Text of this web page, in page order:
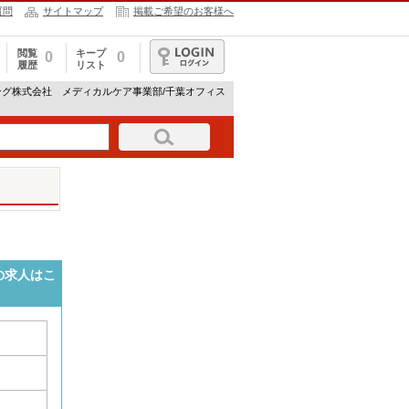
問 サイトマップ 掲載ご希望のお客様へ
閲覧
履歴
0
キープ
リスト
0
ログイン
株式会社 メディカルケア事業部/千葉オフィス
人はこ